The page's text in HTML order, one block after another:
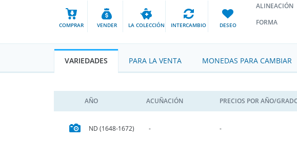
COMPRAR VENDER LA COLECCIÓN INTERCAMBIO DESEO
ALINEACIÓN
FORMA
VARIEDADES PARA LA VENTA MONEDAS PARA CAMBIAR
AÑO ACUÑACIÓN PRECIOS POR AÑO/
ND (1648-1672) - -